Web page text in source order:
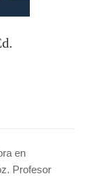
en
Profesor